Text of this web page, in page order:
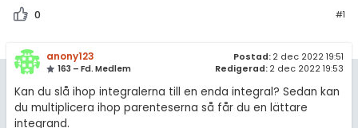
0 #1
anony123
163 – Fd. Medlem
Postad: 2 dec 2022 19:51
Redigerad: 2 dec 2022 19:53
Kan du slå ihop integralerna till en enda integral? Sedan kan
du multiplicera ihop parenteserna så får du en lättare
integrand.